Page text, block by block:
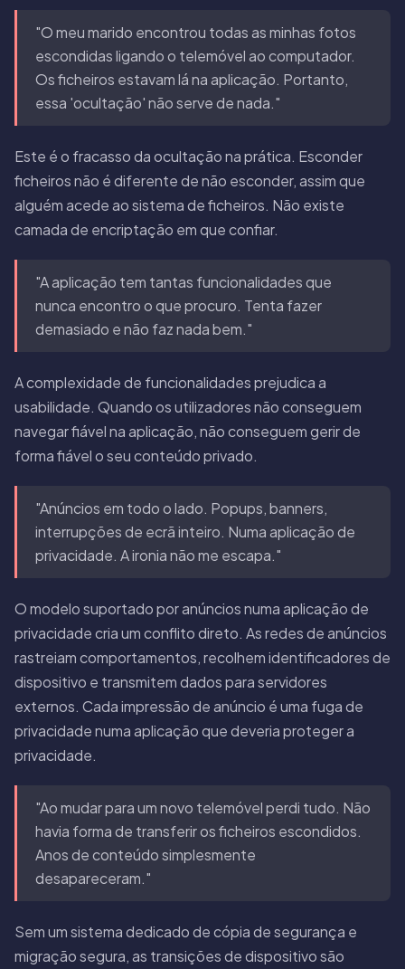
"O meu marido encontrou todas as minhas fotos
escondidas ligando o telemóvel ao computador.
Os ficheiros estavam lá na aplicação. Portanto,
essa 'ocultação' não serve de nada."
Este é o fracasso da ocultação na prática. Esconder
ficheiros não é diferente de não esconder, assim que
alguém acede ao sistema de ficheiros. Não existe
camada de encriptação em que confiar.
"A aplicação tem tantas funcionalidades que
nunca encontro o que procuro. Tenta fazer
demasiado e não faz nada bem."
A complexidade de funcionalidades prejudica a
usabilidade. Quando os utilizadores não conseguem
navegar fiável na aplicação, não conseguem gerir de
forma fiável o seu conteúdo privado.
"Anúncios em todo o lado. Popups, banners,
interrupções de ecrã inteiro. Numa aplicação de
privacidade. A ironia não me escapa."
O modelo suportado por anúncios numa aplicação de
privacidade cria um conflito direto. As redes de anúncios
rastreiam comportamentos, recolhem identificadores de
dispositivo e transmitem dados para servidores
externos. Cada impressão de anúncio é uma fuga de
privacidade numa aplicação que deveria proteger a
privacidade.
"Ao mudar para um novo telemóvel perdi tudo. Não
havia forma de transferir os ficheiros escondidos.
Anos de conteúdo simplesmente
desapareceram."
Sem um sistema dedicado de cópia de segurança e
migração segura, as transições de dispositivo são